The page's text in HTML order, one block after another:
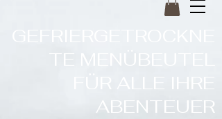
TE MENÜBEUTEL
FÜR ALLE IHRE
ABENTEUER